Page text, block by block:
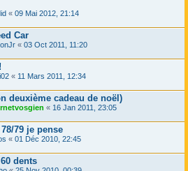
« 09 Mai 2012, 21:14
Car
« 03 Oct 2011, 11:20
« 11 Mars 2011, 12:34
deuxième cadeau de noël)
« 16 Jan 2011, 23:05
79 je pense
« 01 Déc 2010, 22:45
dents